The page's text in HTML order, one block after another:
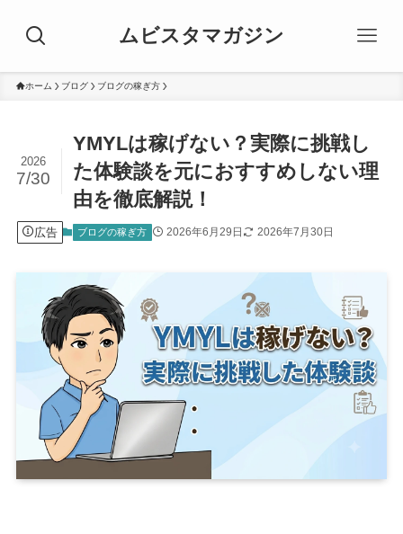
ムビスタマガジン
ホーム ブログ ブログの稼ぎ方
YMYLは稼げない？実際に挑戦し
た体験談を元におすすめしない理
由を徹底解説！
2026
7/30
広告 ブログの稼ぎ方 2026年6月29日 2026年7月30日